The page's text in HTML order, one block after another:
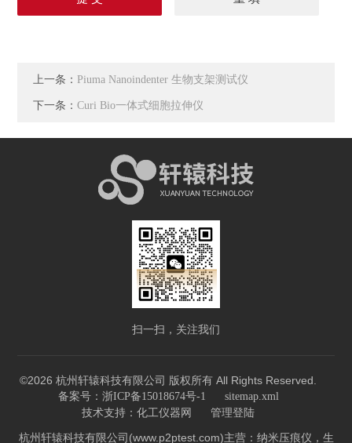
上一条： Piuma Nanoindenter 生物支架测试仪
下一条：Curi Bio一体式细胞拉伸仪
扫一扫，关注我们
©2026 杭州轩辕科技有限公司 版权所有 All Rights Reserved.
备案号：浙ICP备15018674号-1 sitemap.xml
技术支持： 化工仪器网 管理登陆
杭州轩辕科技有限公司(www.p2ptest.com)主营：纳米压痕仪，生